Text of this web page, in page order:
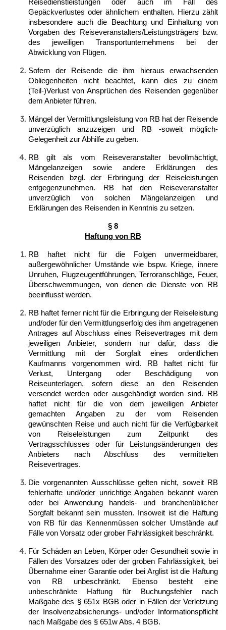
Reisedienstleistungen oder auch im Fall des
Gepäckverlustes oder ähnlichem enthalten. Hierzu zählt
insbesondere auch die Beachtung und Einhaltung von
Vorgaben des Reiseveranstalters/Leistungsträgers bzw.
des jeweiligen Transportunternehmens bei der
Abwicklung von Flügen.
Sofern der Reisende die ihm hieraus erwachsenden
Obliegenheiten nicht beachtet, kann dies zu einem
(Teil-)Verlust von Ansprüchen des Reisenden gegenüber
dem Anbieter führen.
Mängel der Vermittlungsleistung von RB hat der Reisende
unverzüglich anzuzeigen und RB -soweit möglich-
Gelegenheit zur Abhilfe zu geben.
RB gilt als vom Reiseveranstalter bevollmächtigt,
Mängelanzeigen sowie andere Erklärungen des
Reisenden bzgl. der Erbringung der Reiseleistungen
entgegenzunehmen. RB hat den Reiseveranstalter
unverzüglich von solchen Mängelanzeigen und
Erklärungen des Reisenden in Kenntnis zu setzen.
§ 8
Haftung von RB
RB haftet nicht für die Folgen unvermeidbarer,
außergewöhnlicher Umstände wie bspw. Kriege, innere
Unruhen, Flugzeugentführungen, Terroranschläge, Feuer,
Überschwemmungen, von denen die Dienste von RB
beeinflusst werden.
RB haftet ferner nicht für die Erbringung der Reiseleistung
und/oder für den Vermittlungserfolg des ihm angetragenen
Antrages auf Abschluss eines Reisevertrages mit dem
jeweiligen Anbieter, sondern nur dafür, dass die
Vermittlung mit der Sorgfalt eines ordentlichen
Kaufmanns vorgenommen wird.
RB haftet nicht für
Verlust, Untergang oder Beschädigung von
Reiseunterlagen, sofern diese an den Reisenden
versendet werden oder ausgehändigt worden sind. RB
haftet nicht für die von dem jeweiligen Anbieter
gemachten Angaben zu der vom Reisenden
gewünschten Reise und auch nicht für die Verfügbarkeit
von Reiseleistungen zum Zeitpunkt des
Vertragsschlusses oder für Leistungsänderungen des
Anbieters nach Abschluss des vermittelten
Reisevertrages.
Die vorgenannten Ausschlüsse gelten nicht, soweit RB
fehlerhafte und/oder unrichtige Angaben bekannt waren
oder bei Anwendung handels- und branchenüblicher
Sorgfalt bekannt sein mussten. Insoweit ist die Haftung
von RB für das Kennenmüssen solcher Umstände auf
Fälle von Vorsatz oder grober Fahrlässigkeit beschränkt.
Für Schäden an Leben, Körper oder Gesundheit sowie in
Fällen des Vorsatzes oder der groben Fahrlässigkeit, bei
Übernahme einer Garantie oder bei Arglist ist die Haftung
von RB unbeschränkt. Ebenso besteht eine
unbeschränkte Haftung für Buchungsfehler nach
Maßgabe des § 651x BGB oder in Fällen der Verletzung
der Insolvenzabsicherungs- und/oder Informationspflicht
nach Maßgabe des § 651w Abs. 4 BGB.